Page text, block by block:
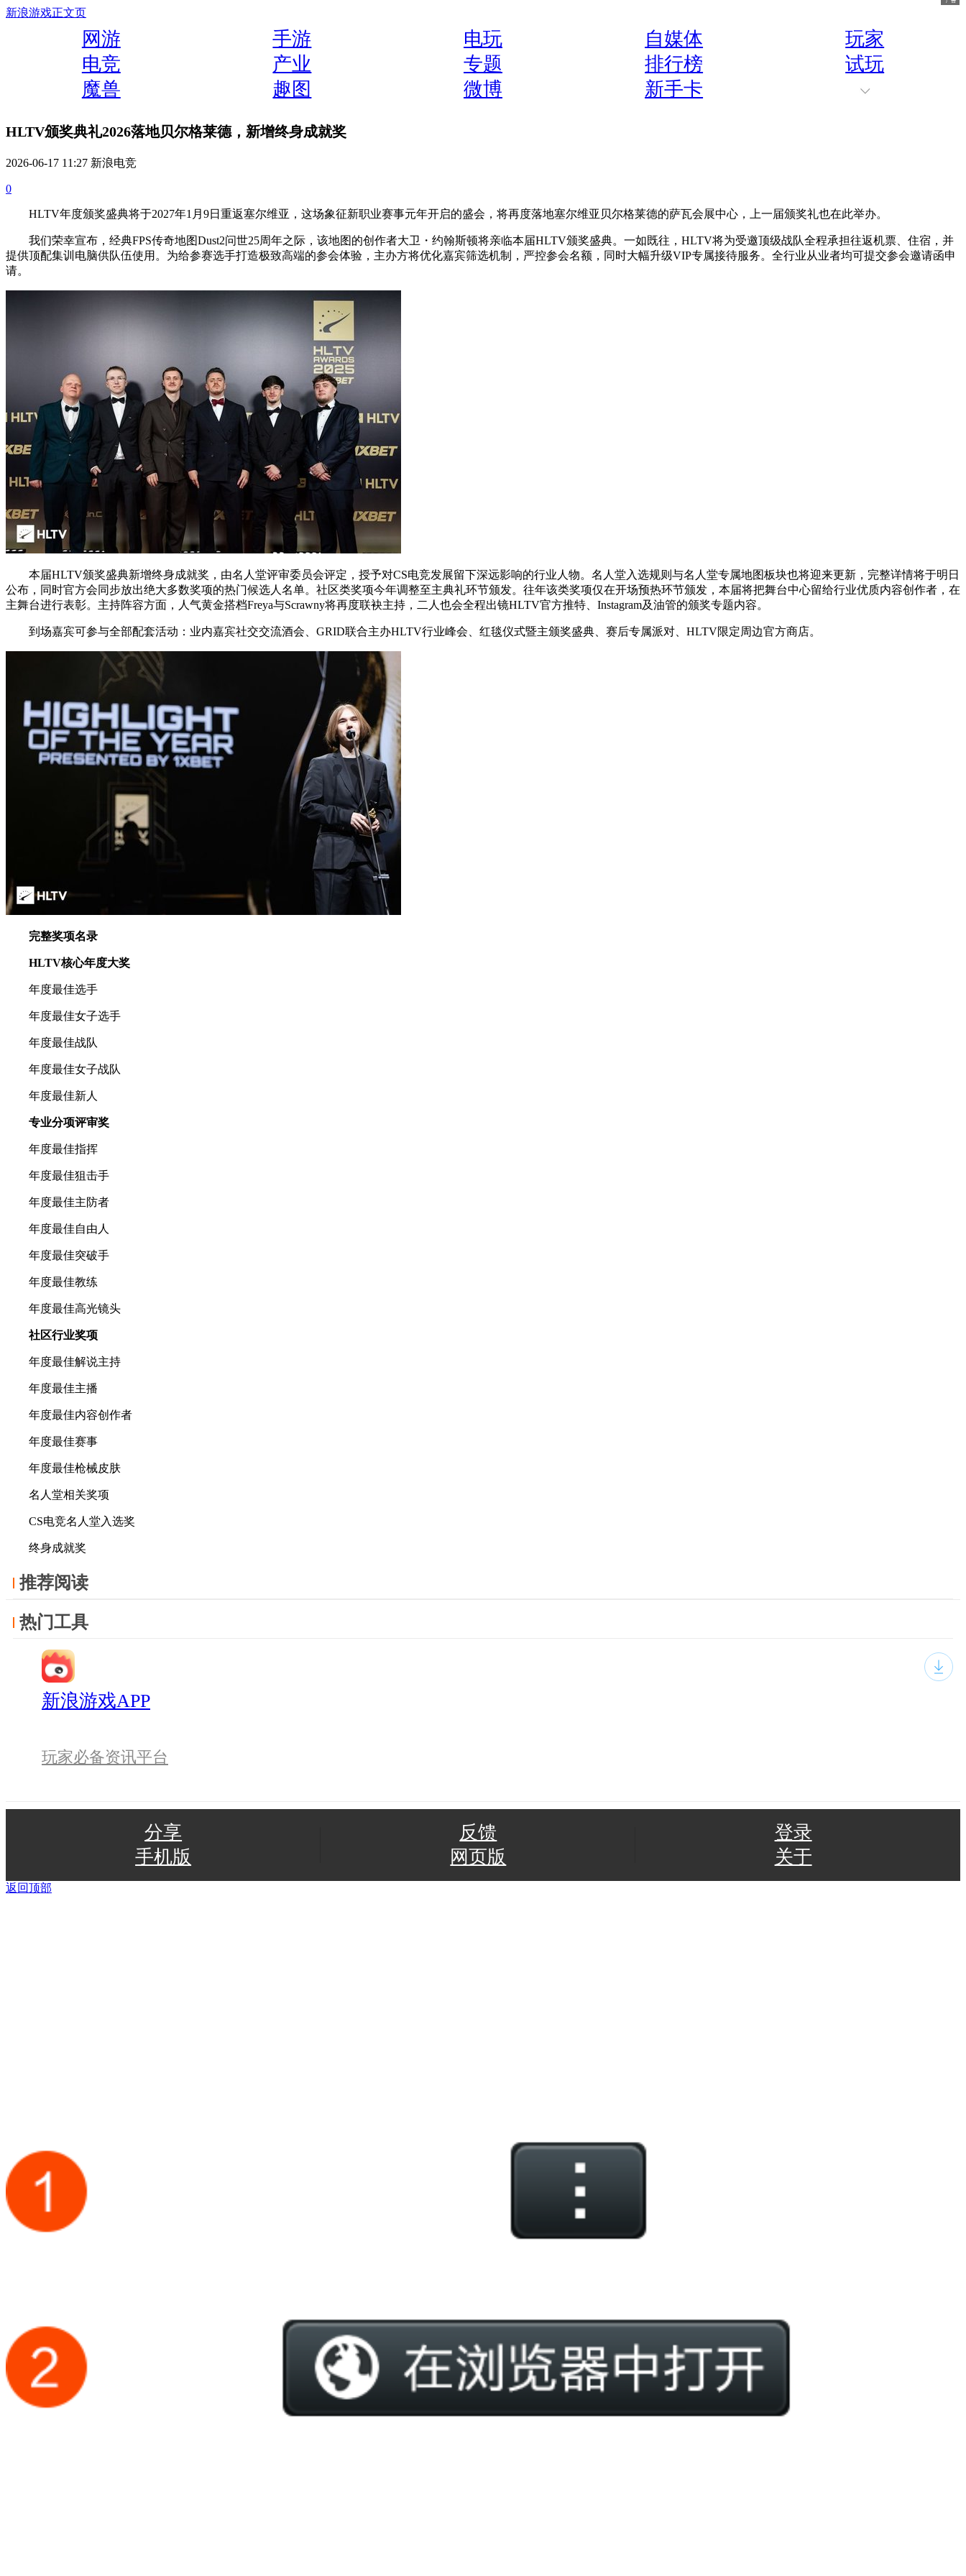
新浪游戏正文页
网游 手游 电玩 自媒体
玩家
电竞
产业 专题 排行榜
试玩
魔兽
趣图 微博 新手卡
HLTV颁奖典礼2026落地贝尔格莱德，新增终身成就奖
2026-06-17 11:27 新浪电竞
0
HLTV年度颁奖盛典将于2027年1月9日重返塞尔维亚，这场象征新职业赛事元年开启的盛会，将再度落地塞尔维亚贝尔格莱德的萨瓦会展中心，上一届颁奖礼也在此举办。
我们荣幸宣布，经典FPS传奇地图Dust2问世25周年之际，该地图的创作者大卫・约翰斯顿将亲临本届HLTV颁奖盛典。一如既往，HLTV将为受邀顶级战队全程承担往返机票、住宿，并
提供顶配集训电脑供队伍使用。为给参赛选手打造极致高端的参会体验，主办方将优化嘉宾筛选机制，严控参会名额，同时大幅升级VIP专属接待服务。全行业从业者均可提交参会邀请函申
请。
本届HLTV颁奖盛典新增终身成就奖，由名人堂评审委员会评定，授予对CS电竞发展留下深远影响的行业人物。名人堂入选规则与名人堂专属地图板块也将迎来更新，完整详情将于明日
公布，同时官方会同步放出绝大多数奖项的热门候选人名单。社区类奖项今年调整至主典礼环节颁发。往年该类奖项仅在开场预热环节颁发，本届将把舞台中心留给行业优质内容创作者，在
主舞台进行表彰。主持阵容方面，人气黄金搭档Freya与Scrawny将再度联袂主持，二人也会全程出镜HLTV官方推特、Instagram及油管的颁奖专题内容。
到场嘉宾可参与全部配套活动：业内嘉宾社交交流酒会、GRID联合主办HLTV行业峰会、红毯仪式暨主颁奖盛典、赛后专属派对、HLTV限定周边官方商店。
完整奖项名录
HLTV核心年度大奖
年度最佳选手
年度最佳女子选手
年度最佳战队
年度最佳女子战队
年度最佳新人
专业分项评审奖
年度最佳指挥
年度最佳狙击手
年度最佳主防者
年度最佳自由人
年度最佳突破手
年度最佳教练
年度最佳高光镜头
社区行业奖项
年度最佳解说主持
年度最佳主播
年度最佳内容创作者
年度最佳赛事
年度最佳枪械皮肤
名人堂相关奖项
CS电竞名人堂入选奖
终身成就奖
推荐阅读
热门工具
新浪游戏APP
玩家必备资讯平台
分享
手机版
反馈
网页版
登录
关于
返回顶部